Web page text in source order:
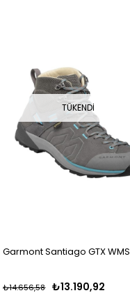
TÜKENDI
Garmont Santiago GTX WMS
₺13.190,92
₺14.656,58